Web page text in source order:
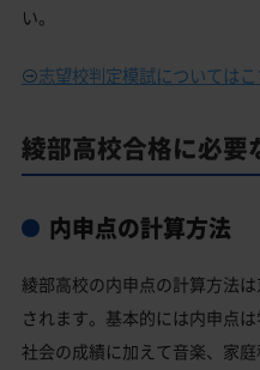
い。
志望校判定模試についてはこ
綾部高校合格に必要
内申点の計算方法
綾部高校の内申点の計算方法
されます。基本的には内申点
社会の成績に加えて音楽、家